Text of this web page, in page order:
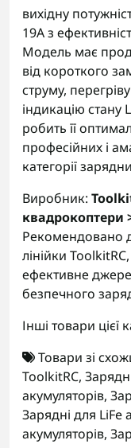
вихідну
19А з
Модель має
від короткого
струму,
індикацію стану
робить її
професійних і
категорії
Виробник:
квадрокоптери
Рекомендовано
лінійки
ефективне
безпечного
Інші товари цієї
Товари зі
ToolkitRC,
акумуляторів,
Зарядні для LiFe
акумуляторів,